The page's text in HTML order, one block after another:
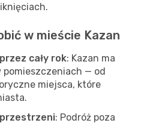
w mieście Kazan
cały rok: Kazan ma
— od
miejsca, które
: Podróż poza